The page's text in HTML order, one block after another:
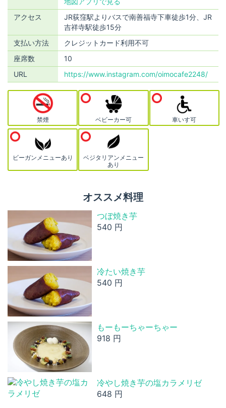
アクセス
JR荻窪駅よりバスで南善福寺下車徒歩1分、JR
吉祥寺駅徒歩15分
支払い方法
クレジットカード利用不可
座席数
10
URL
https://www.instagram.com/oimocafe2248/
禁煙 ベビーカー可 車いす可
ビーガンメニューあり
ベジタリアンメニュー
あり
オススメ料理
つぼ焼き芋
540 円
冷たい焼き芋
540 円
もーもーちゃーちゃー
918 円
冷やし焼き芋の塩カラメリゼ
648 円